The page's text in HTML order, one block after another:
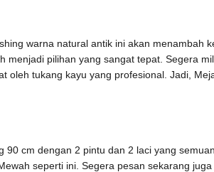
warna natural antik ini akan menambah
menjadi pilihan yang sangat tepat. Segera
oleh tukang kayu yang profesional. Jadi,
90 cm dengan 2 pintu dan 2 laci yang
seperti ini. Segera pesan sekarang